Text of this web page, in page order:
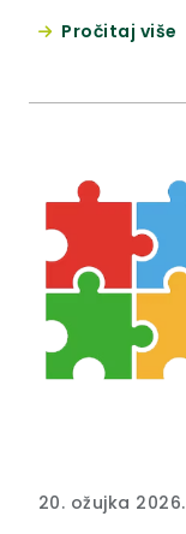
nekretnina
Pročitaj više
20. ožujka 2026.